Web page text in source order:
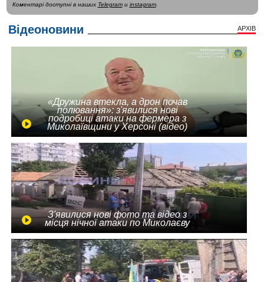
Коментарі доступні в наших Telegramи instagram.
Відеоновини АРХІВ
«Дружина втекла, а дрон почав
полювання»: з'явилися нові
подробиці атаки на фермера з
Миколаївщини у Херсоні (відео)
З'явилися нові фото та відео з
місця нічної атаки по Миколаєву